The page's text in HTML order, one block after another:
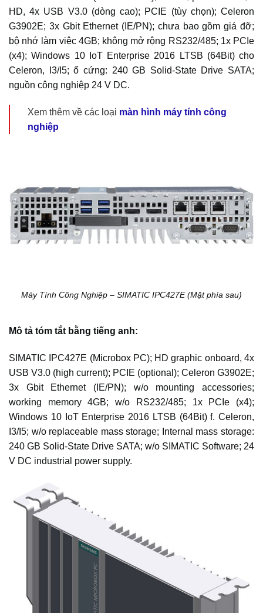
HD, 4x USB V3.0 (dòng cao); PCIE (tùy chọn); Celeron
G3902E; 3x Gbit Ethernet (IE/PN); chưa bao gồm giá đỡ;
bộ nhớ làm việc 4GB; không mở rộng RS232/485; 1x PCIe
(x4); Windows 10 IoT Enterprise 2016 LTSB (64Bit) cho
Celeron, I3/I5; ổ cứng: 240 GB Solid-State Drive SATA;
nguồn công nghiệp 24 V DC.
Xem thêm về các loại màn hình máy tính công
nghiệp
Máy Tính Công Nghiệp – SIMATIC IPC427E (Mặt phía sau)
Mô tả tóm tắt bằng tiếng anh:
SIMATIC IPC427E (Microbox PC); HD graphic onboard, 4x
USB V3.0 (high current); PCIE (optional); Celeron G3902E;
3x Gbit Ethernet (IE/PN); w/o mounting accessories;
working memory 4GB; w/o RS232/485; 1x PCIe (x4);
Windows 10 IoT Enterprise 2016 LTSB (64Bit) f. Celeron,
I3/I5; w/o replaceable mass storage; Internal mass storage:
240 GB Solid-State Drive SATA; w/o SIMATIC Software; 24
V DC industrial power supply.